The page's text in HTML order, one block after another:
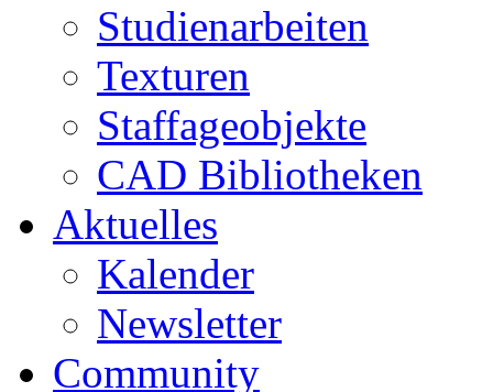
Studienarbeiten
Texturen
Staffageobjekte
CAD Bibliotheken
Aktuelles
Kalender
Newsletter
Community